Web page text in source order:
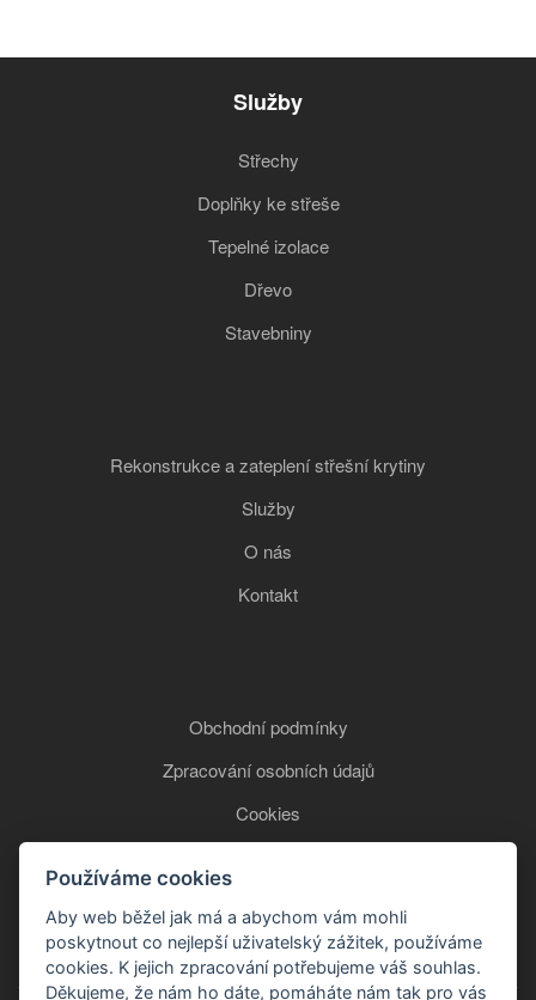
Služby
Střechy
Doplňky ke střeše
Tepelné izolace
Dřevo
Stavebniny
Rekonstrukce a zateplení střešní krytiny
Služby
O nás
Kontakt
Obchodní podmínky
Zpracování osobních údajů
Cookies
+420 777 850 465
Používáme cookies
Aby web běžel jak má a abychom vám mohli
poskytnout co nejlepší uživatelský zážitek, používáme
cookies. K jejich zpracování potřebujeme váš souhlas.
Děkujeme, že nám ho dáte, pomáháte nám tak pro vás